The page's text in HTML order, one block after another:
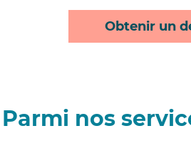
Obtenir un
Parmi nos